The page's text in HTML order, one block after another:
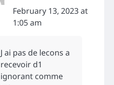
February 13, 2023 at
1:05 am
J ai pas de lecons a
recevoir d1
ignorant comme